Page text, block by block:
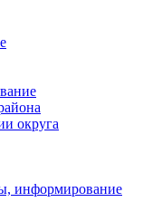
округа
информирование